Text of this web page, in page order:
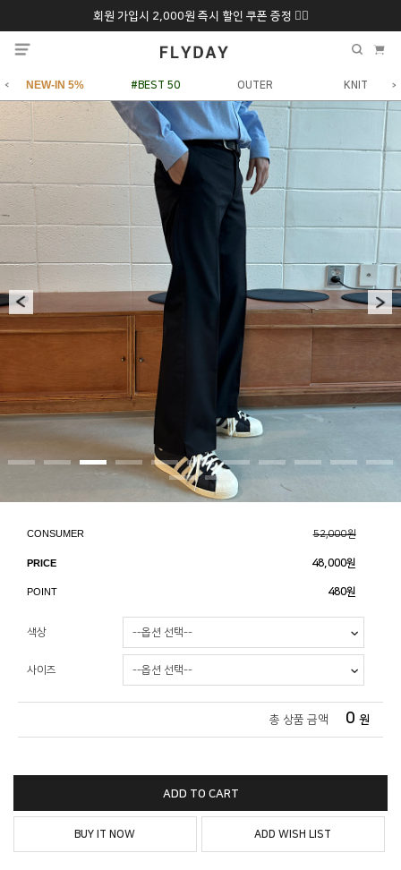
회원 가입시 2,000원 즉시 할인 쿠폰 증정 ❤️‍🔥
추석 특별 할인 10~20% 9/6 화 ~ 9/12월
NEW-IN 5% #BEST 50 OUTER KNIT
CONSUMER 52,000원
PRICE 48,000원
POINT 480원
색상
사이즈
총 상품 금액 0 원
ADD TO CART
BUY IT NOW ADD WISH LIST